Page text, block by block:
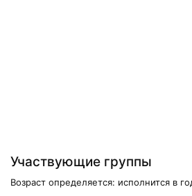
Участвующие группы
Возраст определяется: исполнится в